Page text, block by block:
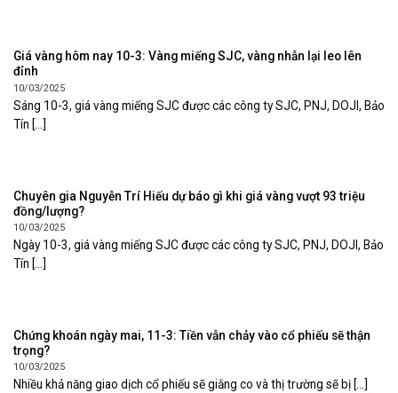
Giá vàng hôm nay 10-3: Vàng miếng SJC, vàng nhẫn lại leo lên
đỉnh
10/03/2025
Sáng 10-3, giá vàng miếng SJC được các công ty SJC, PNJ, DOJI, Bảo
Tín [...]
Chuyên gia Nguyễn Trí Hiếu dự báo gì khi giá vàng vượt 93 triệu
đồng/lượng?
10/03/2025
Ngày 10-3, giá vàng miếng SJC được các công ty SJC, PNJ, DOJI, Bảo
Tín [...]
Chứng khoán ngày mai, 11-3: Tiền vẫn chảy vào cổ phiếu sẽ thận
trọng?
10/03/2025
Nhiều khả năng giao dịch cổ phiếu sẽ giằng co và thị trường sẽ bị [...]